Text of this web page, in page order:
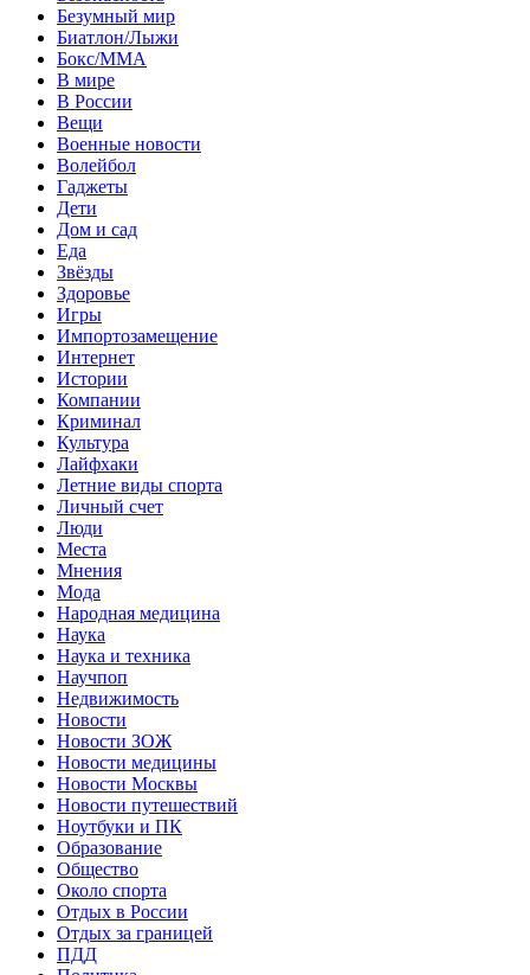
Безумный мир
Биатлон/Лыжи
Бокс/MMA
В мире
В России
Вещи
Военные новости
Волейбол
Гаджеты
Дети
Дом и сад
Еда
Звёзды
Здоровье
Игры
Импортозамещение
Интернет
Истории
Компании
Криминал
Культура
Лайфхаки
Летние виды спорта
Личный счет
Люди
Места
Мнения
Мода
Народная медицина
Наука
Наука и техника
Научпоп
Недвижимость
Новости
Новости ЗОЖ
Новости медицины
Новости Москвы
Новости путешествий
Ноутбуки и ПК
Образование
Общество
Около спорта
Отдых в России
Отдых за границей
ПДД